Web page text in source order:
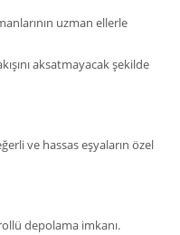
uzman ellerle
aksatmayacak şekilde
ve hassas eşyaların özel
depolama imkanı.